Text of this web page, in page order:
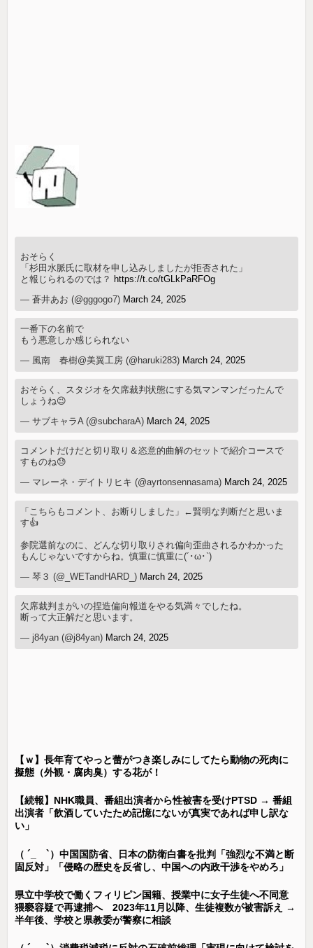
おそらく
「杉田水脈氏に取材を申し込みしましたが拒否された」
と報じられるのでは？ https://t.co/tGLkPaRFOg
— 蒼井あお (@gggogo7) March 24, 2025
一番下の名前で
もう悪意しか感じられない
— 風南 春樹@美翼工房 (@haruki283) March 24, 2025
おそらく、スタジオを欠席裁判状態にする気マンマンだったんで
しょうね😉
— サブキャラA (@subcharaA) March 24, 2025
コメントだけだと切り取り＆恣意的曲解のセットで紹介コースで
すものね😓
— マレーネ・デイトリヒキ (@ayrtonsennasama) March 24, 2025
「こちらもコメント、お断りしました」←賢明な判断だと思いま
す👍
参院選前なのに、どんな切り取りされ偏向歪曲されるかわかった
もんじゃないですからね。慎重に慎重に(´･ω･`)
— 琴３ (@_WETandHARD_) March 24, 2025
欠席裁判まがいの捏造偏向報道をやる気満々でしたね。
断って大正解だと思います。
— j84yan (@j84yan) March 24, 2025
【ｗ】長年育てやっと蕾がつき楽しみにしてたら動物の死肉に
擬態（外観・腐肉臭）する花が！
【続報】NHK職員、番組出演者から性被害を受けPTSD → 番組
出演者「飲酒していたため記憶にないが真実であれば申し訳な
い」
（ ´_ゝ`）中国国防省、日本の防衛白書を批判「強烈な不満と断
固反対」「侵略の歴史を反省し、中国への内政干渉をやめろ」
県立中学校で働くフィリピン国籍、授業中に女子生徒へ不同意
猥褻容疑で再逮捕へ 2023年11月以降、生徒複数が被害訴え →
半年後、学校と県教委が警察に相談